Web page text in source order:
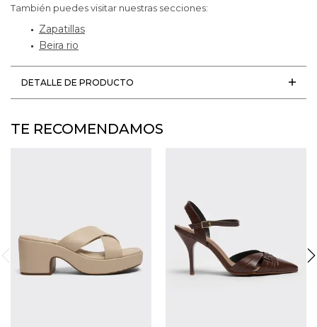
También puedes visitar nuestras secciones:
Zapatillas
Beira rio
DETALLE DE PRODUCTO
TE RECOMENDAMOS